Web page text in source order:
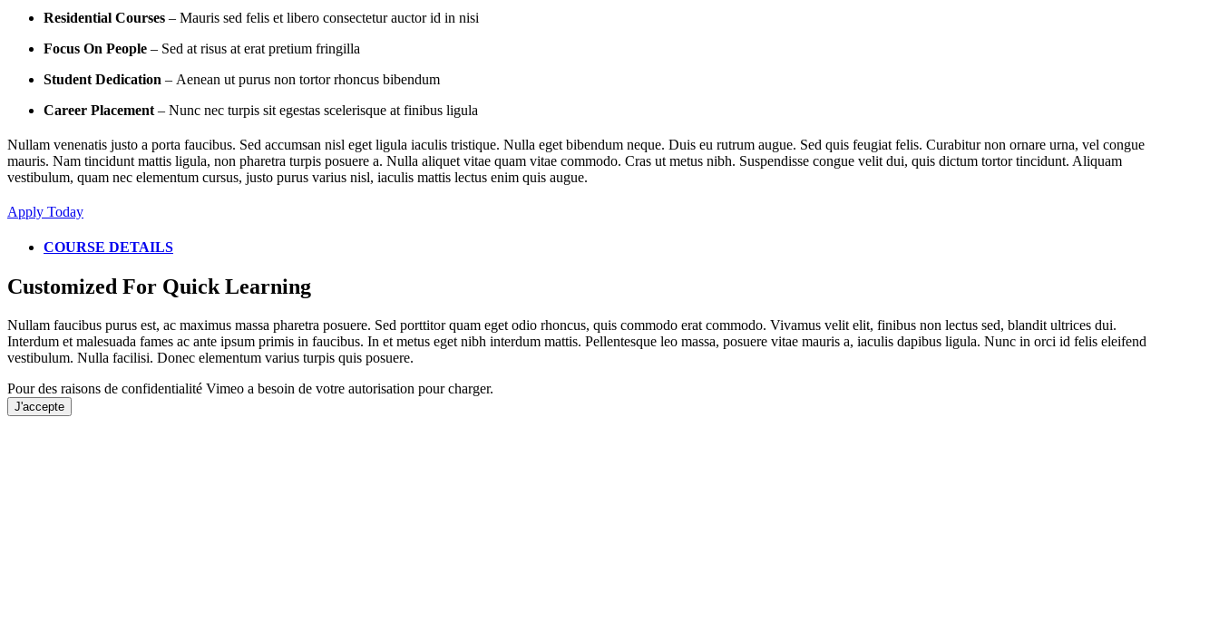
Residential Courses – Mauris sed felis et libero consectetur auctor id in nisi
Focus On People – Sed at risus at erat pretium fringilla
Student Dedication – Aenean ut purus non tortor rhoncus bibendum
Career Placement – Nunc nec turpis sit egestas scelerisque at finibus ligula
Nullam venenatis justo a porta faucibus. Sed accumsan nisl eget ligula iaculis tristique. Nulla eget bibendum neque. Duis eu rutrum augue. Sed quis feugiat felis. Curabitur non ornare urna, vel congue
mauris. Nam tincidunt mattis ligula, non pharetra turpis posuere a. Nulla aliquet vitae quam vitae commodo. Cras ut metus nibh. Suspendisse congue velit dui, quis dictum tortor tincidunt. Aliquam
vestibulum, quam nec elementum cursus, justo purus varius nisl, iaculis mattis lectus enim quis augue.
Apply Today
COURSE DETAILS
Customized For Quick Learning
Nullam faucibus purus est, ac maximus massa pharetra posuere. Sed porttitor quam eget odio rhoncus, quis commodo erat commodo. Vivamus velit elit, finibus non lectus sed, blandit ultrices dui.
Interdum et malesuada fames ac ante ipsum primis in faucibus. In et metus eget nibh interdum mattis. Pellentesque leo massa, posuere vitae mauris a, iaculis dapibus ligula. Nunc in orci id felis eleifend
vestibulum. Nulla facilisi. Donec elementum varius turpis quis posuere.
Pour des raisons de confidentialité Vimeo a besoin de votre autorisation pour charger.
J'accepte